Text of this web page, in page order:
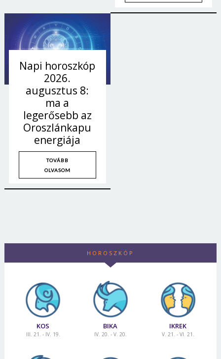
Napi horoszkóp
2026.
augusztus 8:
ma a
legerősebb az
Oroszlánkapu
energiája
TOVÁBB
OLVASOM
HOROSZKÓP
KOS
III. 21. - IV. 19.
BIKA
IV. 20. - V. 20.
IKREK
V. 21. - VI. 21.